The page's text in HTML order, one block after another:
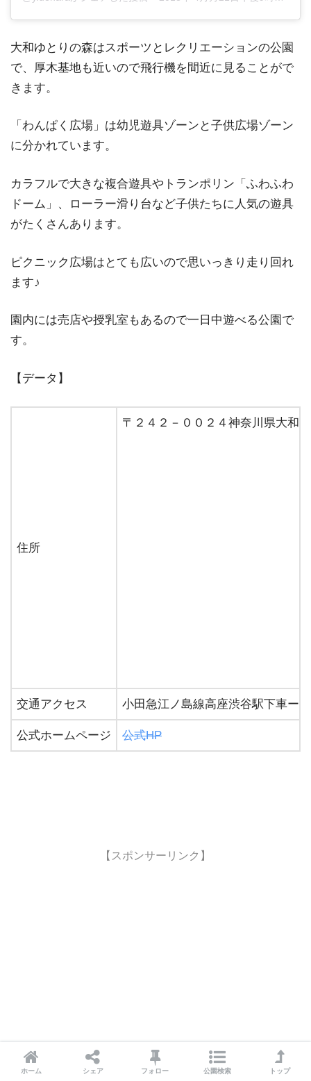
大和ゆとりの森はスポーツとレクリエーションの公園
で、厚木基地も近いので飛行機を間近に見ることがで
きます。
「わんぱく広場」は幼児遊具ゾーンと子供広場ゾーン
に分かれています。
カラフルで大きな複合遊具やトランポリン「ふわふわ
ドーム」、ローラー滑り台など子供たちに人気の遊具
がたくさんあります。
ピクニック広場はとても広いので思いっきり走り回れ
ます♪
園内には売店や授乳室もあるので一日中遊べる公園で
す。
【データ】
住所
〒２４２－００２４神奈川県大和
交通アクセス 小田急江ノ島線高座渋谷駅下車ー
公式ホームページ 公式HP
【スポンサーリンク】
ホーム シェア フォロー 公園検索 トップ